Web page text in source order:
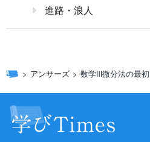
進路・浪人
アンサーズ 数学Ⅲ微分法の最